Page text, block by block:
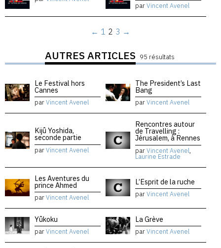
parVincent Avenel
← 1 2 3 →
AUTRES ARTICLES 95 résultats
Le Festival hors
Cannes
parVincent Avenel
The President’s Last
Bang
parVincent Avenel
Kijû Yoshida,
seconde partie
parVincent Avenel
Rencontres autour
de Travelling :
Jérusalem, à Rennes
parVincent Avenel,
Laurine Estrade
Les Aventures du
prince Ahmed
parVincent Avenel
L’Esprit de la ruche
parVincent Avenel
Yûkoku
parVincent Avenel
La Grève
parVincent Avenel